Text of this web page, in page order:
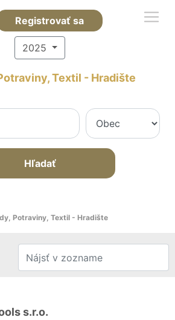
Registrovať sa
2025
Textil - Hradište
Hľadať
Potraviny, Textil - Hradište
s.r.o.